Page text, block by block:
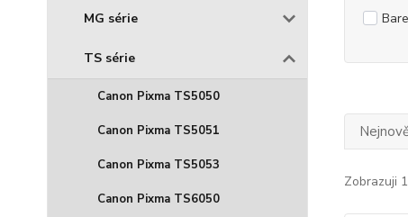
MG série
TS série
Canon Pixma TS5050
Canon Pixma TS5051
Canon Pixma TS5053
Canon Pixma TS6050
Zobrazuji